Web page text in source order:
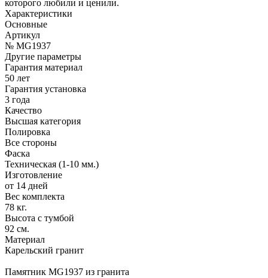
которого любили и ценили.
Характеристики
Основные
Артикул
№ MG1937
Другие параметры
Гарантия материал
50 лет
Гарантия установка
3 года
Качество
Высшая категория
Полировка
Все стороны
Фаска
Техническая (1-10 мм.)
Изготовление
от 14 дней
Вес комплекта
78 кг.
Высота с тумбой
92 см.
Материал
Карельский гранит
Памятник MG1937 из гранита